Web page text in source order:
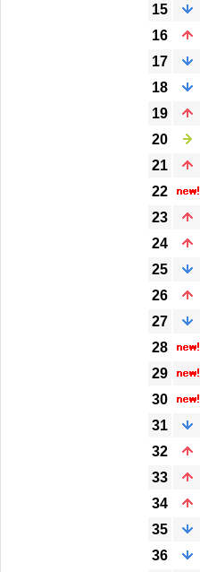
15
16
17
18
19
20
21
22
23
24
25
26
27
28
29
30
31
32
33
34
35
36